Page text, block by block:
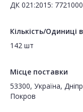
ДК 021:2015:
Кількість/Одиниці
142 шт
Місце поставки
53300, Україна,
Покров